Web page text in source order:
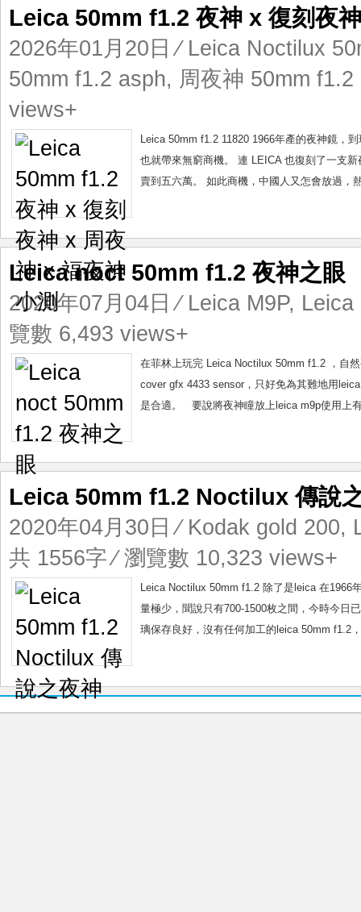
50mm
夜
神
x
夜
神
x
x
福
夜
神
小
測
Leica 50mm f1.2 夜神 x 復刻夜
2026年01月20日 ⁄ Leica Noctilux
50mm f1.2 asph, 周夜神 50mm f1.2
views+
Leica 50mm f1.2 11820 1966年產的夜神鏡，
也就帶來無窮商機。 連 LEICA 也復刻了一支
賣到五六萬。 如此商機，中國人又怎會放過，
Leica noct 50mm f1.2 夜神之眼
2020年07月04日 ⁄ Leica M9P, Leica
覽數 6,493 views+
在菲林上玩完 Leica Noctilux 50mm f1.2 ，自
cover gfx 4433 sensor，只好免為其難地用
是合適。 要說將夜神瞳放上leica m9p使用上
Leica 50mm f1.2 Noctilux 傳說
2020年04月30日 ⁄ Kodak gold 200,
共 1556字 ⁄ 瀏覽數 10,323 views+
Leica Noctilux 50mm f1.2 除了是leica 在1966
量極少，聞說只有700-1500枚之間，今時今日
璃保存良好，沒有任何加工的leica 50mm f1.2